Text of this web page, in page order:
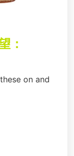
：
on and